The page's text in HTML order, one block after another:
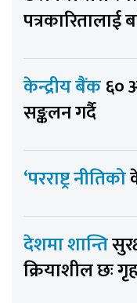
केन्द्रीय बैंक६०
सङ्कलन गर्दै
‘परराष्ट्र नीतिको
देशमा शान्ति
क्रियाशील छः